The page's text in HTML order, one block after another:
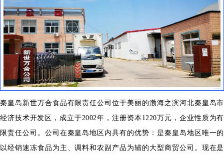
秦皇岛新世万合食品有限责任公司位于美丽的渤海之滨河北秦皇岛市
经济技术开发区，成立于2002年，注册资本1220万元，企业性质为有
限责任公司。公司在秦皇岛地区内具有的优势：是秦皇岛地区唯一的
以经销速冻食品为主、调料和农副产品为辅的大型商贸公司。现在是